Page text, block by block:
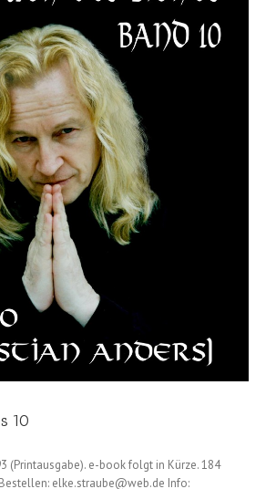
10
(Printausgabe). e-book folgt in Kürze. 184
elke.straube@web.de Info: